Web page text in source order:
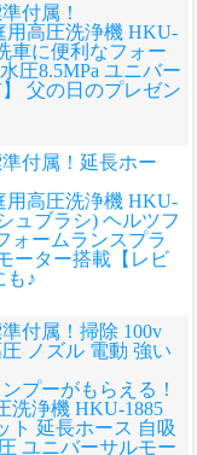
付属！
用高圧洗浄機 HKU-
車に便利なフォー
圧8.5MPa ユニバー
父の日のプレゼン
付属！延長ホー
用高圧洗浄機 HKU-
ュブラシ) ヘルツフ
ォームランスプラ
ーター搭載【レビ
も♪
付属！掃除 100v
ノズル 電動 強い
ンプーがもらえる！
洗浄機 HKU-1885
ト 延長ホース 自吸
ユニバーサルモー